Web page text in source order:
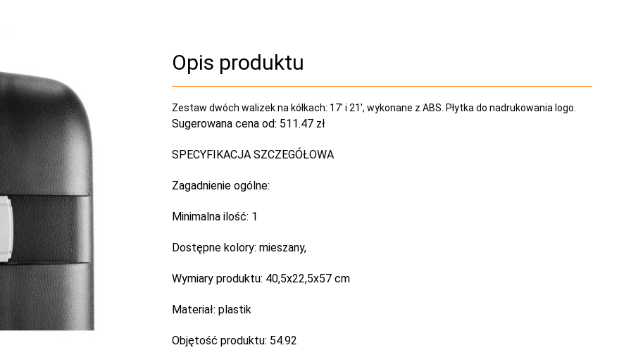
Opis produktu
Zestaw dwóch walizek na kółkach: 17' i 21', wykonane z ABS. Płytka do nadrukowania logo.
Sugerowana cena od: 511.47 zł
SPECYFIKACJA SZCZEGÓŁOWA
Zagadnienie ogólne:
Minimalna ilość: 1
Dostępne kolory: mieszany,
Wymiary produktu: 40,5x22,5x57 cm
Materiał: plastik
Objętość produktu: 54.92